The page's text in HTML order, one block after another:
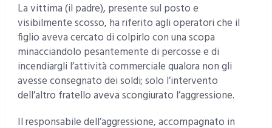
La vittima (il padre), presente sul posto e
visibilmente scosso, ha riferito agli operatori che il
figlio aveva cercato di colpirlo con una scopa
minacciandolo pesantemente di percosse e di
incendiargli l’attività commerciale qualora non gli
avesse consegnato dei soldi; solo l’intervento
dell’altro fratello aveva scongiurato l’aggressione.
Il responsabile dell’aggressione, accompagnato in